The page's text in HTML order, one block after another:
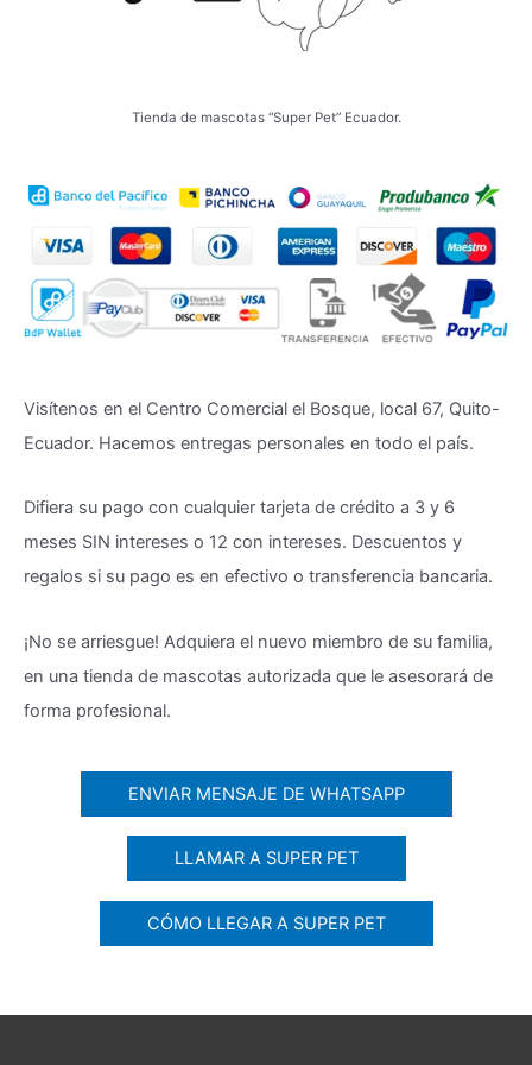
Tienda de mascotas “Super Pet” Ecuador.
Visítenos en el Centro Comercial el Bosque, local 67, Quito-
Ecuador. Hacemos entregas personales en todo el país.
Difiera su pago con cualquier tarjeta de crédito a 3 y 6
meses SIN intereses o 12 con intereses. Descuentos y
regalos si su pago es en efectivo o transferencia bancaria.
¡No se arriesgue! Adquiera el nuevo miembro de su familia,
en una tienda de mascotas autorizada que le asesorará de
forma profesional.
ENVIAR MENSAJE DE WHATSAPP
LLAMAR A SUPER PET
CÓMO LLEGAR A SUPER PET